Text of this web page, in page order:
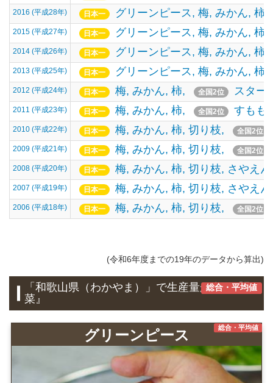
2016 (平成28年) 日本一 グリーンピース, 梅, みかん, 柿,
2015 (平成27年) 日本一 グリーンピース, 梅, みかん, 柿,
2014 (平成26年) 日本一 グリーンピース, 梅, みかん, 柿,
2013 (平成25年) 日本一 グリーンピース, 梅, みかん, 柿,
2012 (平成24年) 日本一 梅, みかん, 柿, 全国2位 スター
2011 (平成23年) 日本一 梅, みかん, 柿, 全国2位 すもも,
2010 (平成22年) 日本一 梅, みかん, 柿, 切り枝, 全国2位
2009 (平成21年) 日本一 梅, みかん, 柿, 切り枝, 全国2位
2008 (平成20年) 日本一 梅, みかん, 柿, 切り枝, さやえ
2007 (平成19年) 日本一 梅, みかん, 柿, 切り枝, さやえ
2006 (平成18年) 日本一 梅, みかん, 柿, 切り枝, 全国2位
(令和6年度までの19年のデータから算出)
総合・平均値
「和歌山県（わかやま）」で生産量が多い『野
菜』
総合・平均値
グリーンピース